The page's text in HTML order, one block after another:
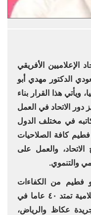
الإعلاميين الأفريقي
الدكتور مهدي أبو
ويأتي هذا القرار بناء
دور الاتحاد في العمل
في مختلف الدول
فطيم كافة الصلاحيات
الاتحاد، والعمل على
والتنموي.
فطيم من الكفاءات
الإعلامية السعودية، ويملك خبرة إعلامية تمتد ٤٠ عاما في
عكاظ والرياض،